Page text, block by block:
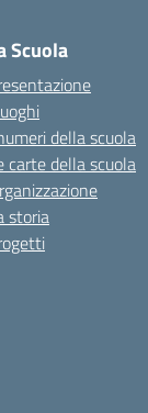
Scuola
della scuola
carte della scuola
storia